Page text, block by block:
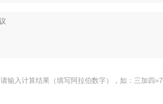
请输入计算结果（填写阿拉伯数字），如：三加四=7